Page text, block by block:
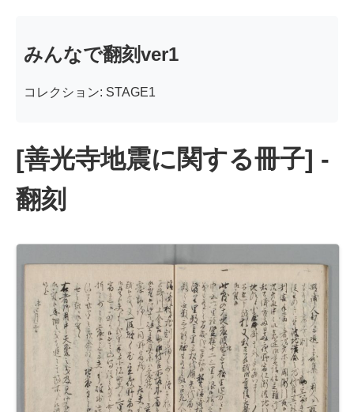
みんなで翻刻ver1
コレクション: STAGE1
[善光寺地震に関する冊子] -
翻刻